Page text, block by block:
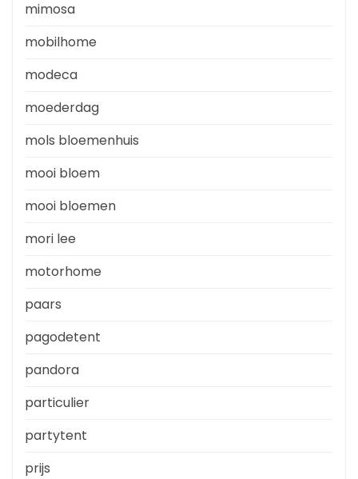
mimosa
mobilhome
modeca
moederdag
mols bloemenhuis
mooi bloem
mooi bloemen
mori lee
motorhome
paars
pagodetent
pandora
particulier
partytent
prijs